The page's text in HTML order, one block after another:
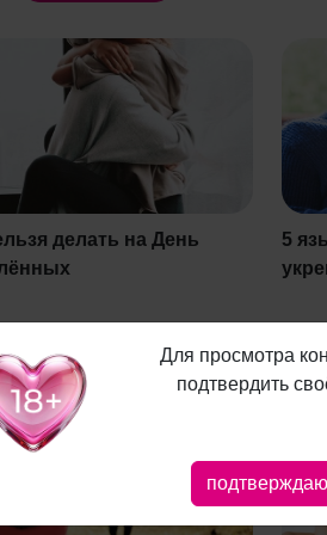
делать на День
Читать
5
Для просмотра
подтвердить
подтверждаю